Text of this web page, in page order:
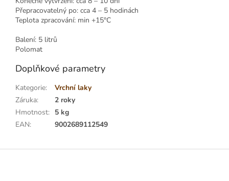
Přepracovatelný po: cca 4 – 5 hodinách
Teplota zpracování: min +15°C
Balení: 5 litrů
Polomat
Doplňkové parametry
Kategorie:
Vrchní laky
Záruka:
2 roky
Hmotnost: 5 kg
EAN: 9002689112549
Z